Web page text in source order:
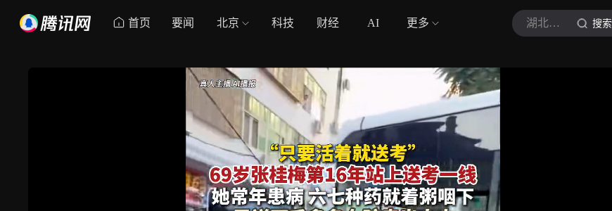
首页 要闻 北京 科技 财经 AI 更多 湖北日报 搜索